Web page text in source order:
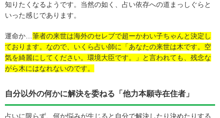
知りたくなるようです。当然の如く、占い依存への道まっしぐらと
いった感じであります。
運命か… 筆者の来世は海外のセレブで超ーかわい子ちゃんと決定し
ております。なので、いくら占い師に「あなたの来世は木です。空
気を綺麗にしてください。環境大臣です。」と言われても、 残念な
がら木にはなれないのです。
自分以外の何かに解決を委ねる「他力本願寺在住者」
占いに限らず、何か悩みが生じると自分で解決したり決めたりする